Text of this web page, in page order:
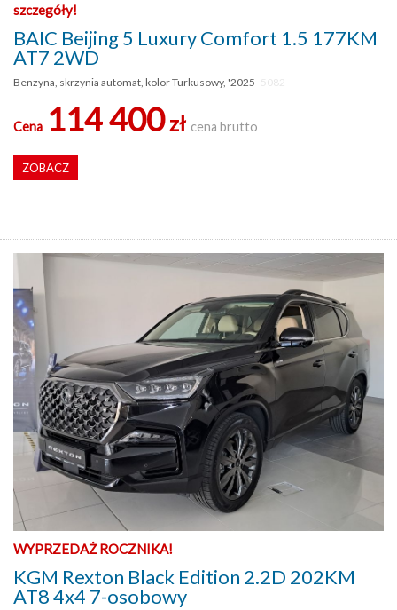
szczegóły!
BAIC Beijing 5 Luxury Comfort 1.5 177KM
AT7 2WD
Benzyna, skrzynia automat, kolor Turkusowy, '2025
Cena 114 400zł cena brutto
ZOBACZ
WYPRZEDAŻ ROCZNIKA!
KGM Rexton Black Edition 2.2D 202KM
AT8 4x4 7-osobowy